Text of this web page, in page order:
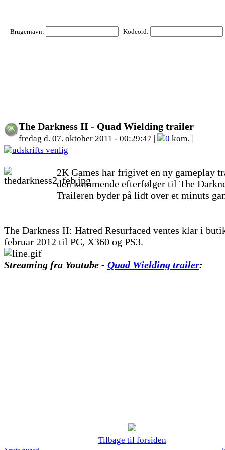
Brugernavn: Kodeord:
The Darkness II - Quad Wielding trailer
fredag d. 07. oktober 2011 - 00:29:47 | 0 kom. |
2K Games har frigivet en ny gameplay
den kommende efterfølger til The
Traileren byder på lidt over et minuts
The Darkness II: Hatred Resurfaced ventes klar i
februar 2012 til PC, X360 og PS3.
Streaming fra Youtube - Quad Wielding trailer:
Tilbage til forsiden